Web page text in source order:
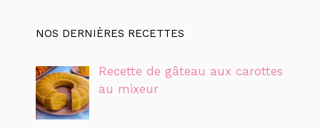
NOS DERNIÈRES RECETTES
Recette de gâteau aux carottes
au mixeur